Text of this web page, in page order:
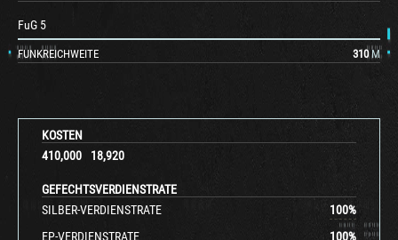
KOSTEN
410,000
18,920
GEFECHTSVERDIENSTRATE
SILBER-VERDIENSTRATE
100%
EP-VERDIENSTRATE
100%
FuG 5
FUNKREICHWEITE 310 M